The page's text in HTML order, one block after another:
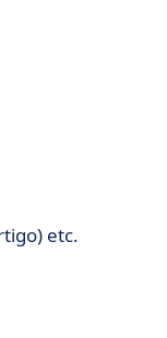
etc.